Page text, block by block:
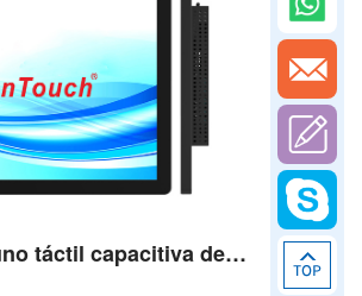
Serie 3A todo en uno táctil capacitiva de 22''